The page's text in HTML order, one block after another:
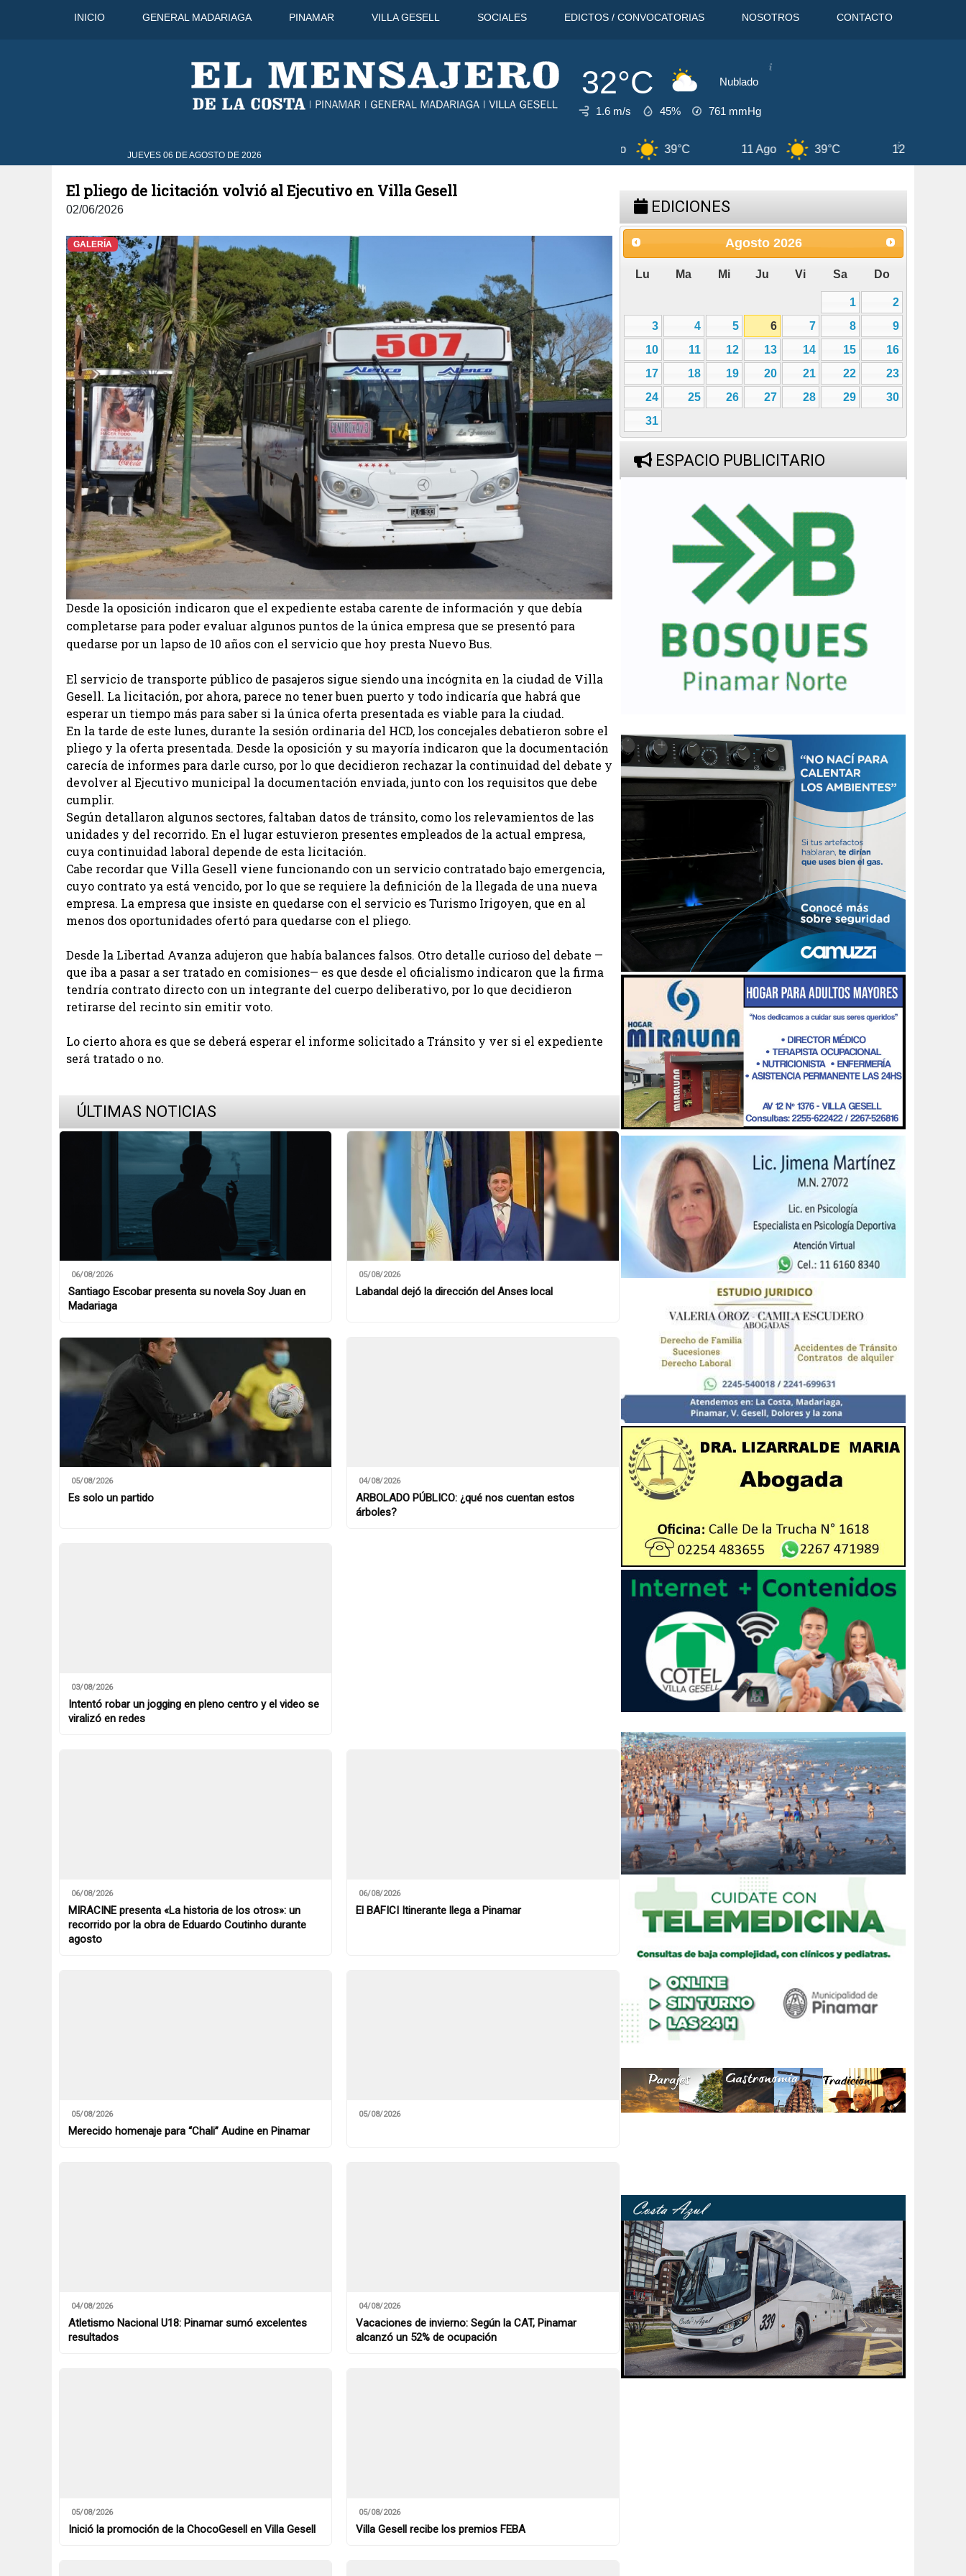
INICIO GENERAL MADARIAGA PINAMAR VILLA GESELL SOCIALES EDICTOS / CONVOCATORIAS NOSOTROS CONTACTO
32°C Nublado
1.6 m/s 45% 761 mmHg
JUEVES 06 DE AGOSTO DE 2026
43°C 8 Ago 11 Ago 39°C 12 Ago 39°C
El pliego de licitación volvió al Ejecutivo en Villa Gesell
02/06/2026
GALERÍA
Desde la oposición indicaron que el expediente estaba carente de información y que debía
completarse para poder evaluar algunos puntos de la única empresa que se presentó para
quedarse por un lapso de 10 años con el servicio que hoy presta Nuevo Bus.
El servicio de transporte público de pasajeros sigue siendo una incógnita en la ciudad de Villa
Gesell. La licitación, por ahora, parece no tener buen puerto y todo indicaría que habrá que
esperar un tiempo más para saber si la única oferta presentada es viable para la ciudad.
En la tarde de este lunes, durante la sesión ordinaria del HCD, los concejales debatieron sobre el
pliego y la oferta presentada. Desde la oposición y su mayoría indicaron que la documentación
carecía de informes para darle curso, por lo que decidieron rechazar la continuidad del debate y
devolver al Ejecutivo municipal la documentación enviada, junto con los requisitos que debe
cumplir.
Según detallaron algunos sectores, faltaban datos de tránsito, como los relevamientos de las
unidades y del recorrido. En el lugar estuvieron presentes empleados de la actual empresa,
cuya continuidad laboral depende de esta licitación.
Cabe recordar que Villa Gesell viene funcionando con un servicio contratado bajo emergencia,
cuyo contrato ya está vencido, por lo que se requiere la definición de la llegada de una nueva
empresa. La empresa que insiste en quedarse con el servicio es Turismo Irigoyen, que en al
menos dos oportunidades ofertó para quedarse con el pliego.
Desde la Libertad Avanza adujeron que había balances falsos. Otro detalle curioso del debate —
que iba a pasar a ser tratado en comisiones— es que desde el oficialismo indicaron que la firma
tendría contrato directo con un integrante del cuerpo deliberativo, por lo que decidieron
retirarse del recinto sin emitir voto.
Lo cierto ahora es que se deberá esperar el informe solicitado a Tránsito y ver si el expediente
será tratado o no.
ÚLTIMAS NOTICIAS
06/08/2026
Santiago Escobar presenta su novela Soy Juan en
Madariaga
05/08/2026
Labandal dejó la dirección del Anses local
05/08/2026
Es solo un partido
04/08/2026
ARBOLADO PÚBLICO: ¿qué nos cuentan estos
árboles?
03/08/2026
Intentó robar un jogging en pleno centro y el video se
viralizó en redes
06/08/2026
MIRACINE presenta «La historia de los otros»: un
recorrido por la obra de Eduardo Coutinho durante
agosto
06/08/2026
El BAFICI Itinerante llega a Pinamar
05/08/2026
Merecido homenaje para “Chali” Audine en Pinamar
05/08/2026
04/08/2026
Atletismo Nacional U18: Pinamar sumó excelentes
resultados
04/08/2026
Vacaciones de invierno: Según la CAT, Pinamar
alcanzó un 52% de ocupación
05/08/2026
Inició la promoción de la ChocoGesell en Villa Gesell
05/08/2026
Villa Gesell recibe los premios FEBA
EDICIONES
Agosto 2026
Lu Ma Mi Ju Vi Sa Do
1
2
3
4 5 6 7 8
9
10
11 12 13 14 15
16
17
18 19 20 21 22
23
24
25 26 27 28 29
30
31
ESPACIO PUBLICITARIO